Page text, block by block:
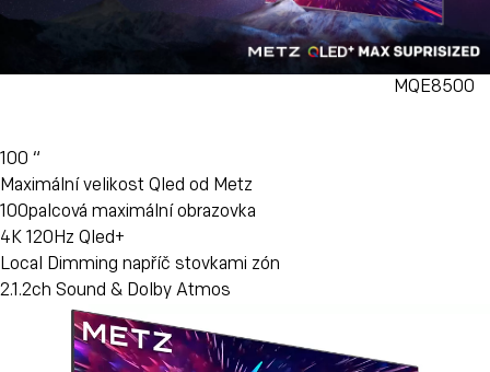
MQE8500
100 “
Maximální velikost Qled od Metz
100palcová maximální obrazovka
4K 120Hz Qled+
Local Dimming napříč stovkami zón
2.1.2ch Sound & Dolby Atmos